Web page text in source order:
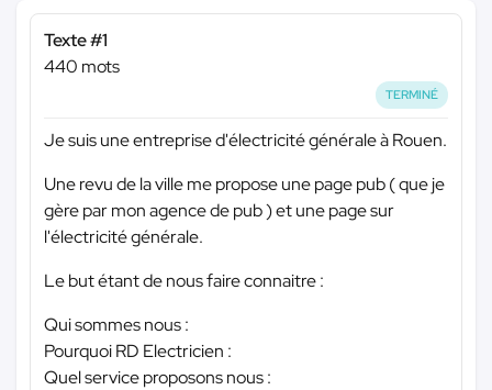
Texte #1
440 mots
TERMINÉ
Je suis une entreprise d'électricité générale à Rouen.
Une revu de la ville me propose une page pub ( que je
gère par mon agence de pub ) et une page sur
l'électricité générale.
Le but étant de nous faire connaitre :
Qui sommes nous :
Pourquoi RD Electricien :
Quel service proposons nous :